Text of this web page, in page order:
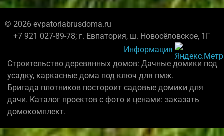
© 2026 evpatoriabrusdoma.ru
+7 921 027-89-78; г. Евпатория, ш. Новосёловское, 1Г
Информация
Строительство деревянных домов: Дачные домики под
усадку, каркасные дома под ключ для пмж.
Бригада плотников постороит садовые домики для
дачи. Каталог проектов с фото и ценами: заказать
домокомплект.